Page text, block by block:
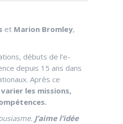
et Marion Bromley,
débuts de l’e-
depuis 15 ans dans
Après ce
les missions,
J’aime l’idée